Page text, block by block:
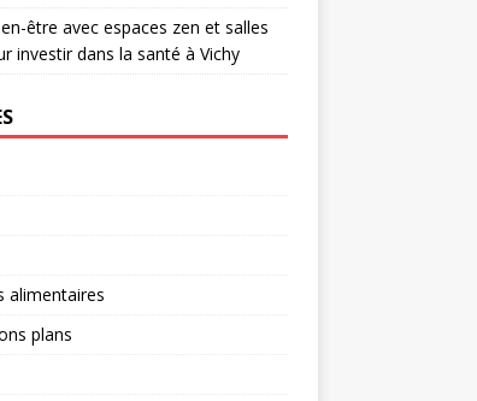
être avec espaces zen et salles
investir dans la santé à Vichy
alimentaires
plans